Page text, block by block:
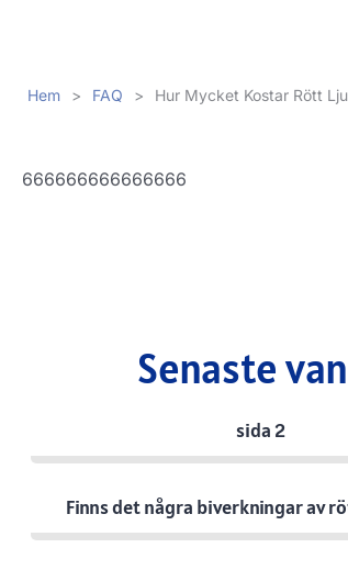
Hem > FAQ > Hur Mycket Kostar Rött
666666666666666
Senaste
sida 2
Finns det några biverkningar av